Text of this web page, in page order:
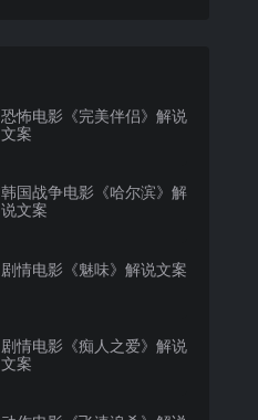
恐怖电影《完美伴侣》解说
文案
韩国战争电影《哈尔滨》解
说文案
剧情电影《魅味》解说文案
剧情电影《痴人之爱》解说
文案